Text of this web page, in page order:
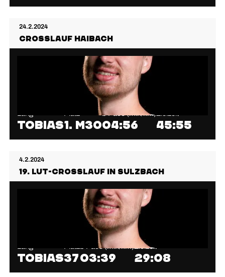
24.2.2024
Crosslauf Haibach
Tobias1. M30
⌀ Pace (min/km)
04:56 45:55
4.2.2024
19. LuT-Crosslauf in Sulzbach
Lang
Tobias
Platz
37
⌀ Pace (min/km)
03:39
Zielzeit
29:08